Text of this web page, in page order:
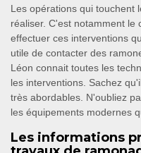
Les opérations qui touchent
réaliser. C'est notamment le
effectuer ces interventions
utile de contacter des
Léon connait toutes les
les interventions. Sachez
très abordables. N'oubliez
les équipements modernes
Les informations